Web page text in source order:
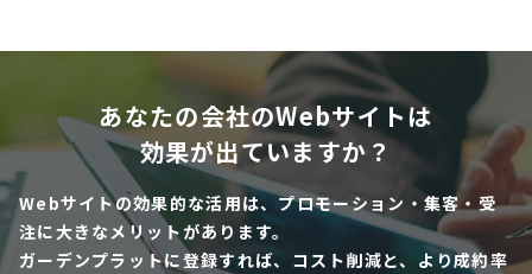
あなたの会社のWebサイトは
効果が出ていますか？
Webサイトの効果的な活用は、プロモーション・集客・受
注に大きなメリットがあります。
ガーデンプラットに登録すれば、コスト削減と、より成約率